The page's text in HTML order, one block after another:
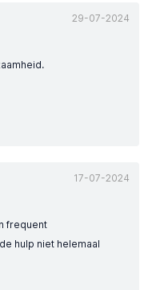
29-07-2024
17-07-2024
frequent
hulp niet helemaal